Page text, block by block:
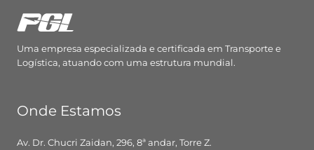
Uma empresa especializada e certificada em Transporte e
Logística, atuando com uma estrutura mundial.
Onde Estamos
Av. Dr. Chucri Zaidan, 296, 8ª andar, Torre Z.